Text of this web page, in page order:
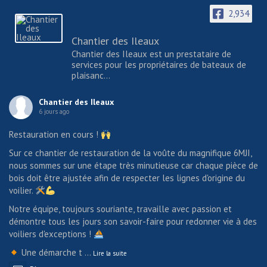
2,934
Chantier des Ileaux
Chantier des Ileaux est un prestataire de
services pour les propriétaires de bateaux de
plaisanc...
Chantier des Ileaux
6 jours ago
Restauration en cours !
Sur ce chantier de restauration de la voûte du magnifique 6MJI,
nous sommes sur une étape très minutieuse car chaque pièce de
bois doit être ajustée afin de respecter les lignes d'origine du
voilier.
Notre équipe, toujours souriante, travaille avec passion et
démontre tous les jours son savoir-faire pour redonner vie à des
voiliers d'exceptions !
Une démarche t ... Lire la suite